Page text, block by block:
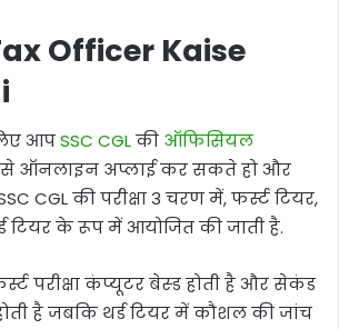
Officer Kaise
आपSSC CGLकी ऑफिसियल
ऑनलाइन अप्लाई कर सकते हो और
CGL की परीक्षा 3 चरण में, फर्स्ट टियर,
टियर के रूप में आयोजित की जाती है.
परीक्षा कंप्यूटर बेस्ड होती है और सेकंड
है जबकि थर्ड टियर में कौशल की जांच